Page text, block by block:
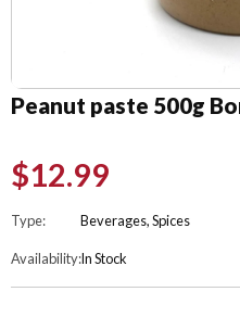
Peanut paste 500g
$12.99
Type: Beverages, Spices
Availability:In Stock